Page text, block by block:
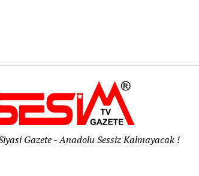
Gazete - Anadolu Sessiz Kalmayacak !